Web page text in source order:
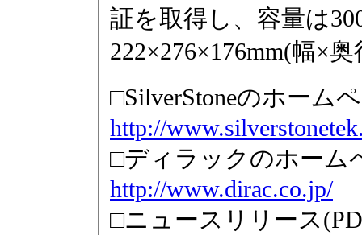
証を取得し、容量は
222×276×176mm(幅×
□SilverStoneのホーム
http://
□ディラックのホーム
http://www.dirac.co.jp/
□ニュースリリース